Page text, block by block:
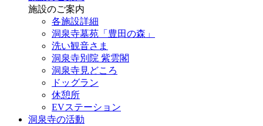
施設のご案内
各施設詳細
洞泉寺墓苑「豊田の森」
洗い観音さま
洞泉寺別院 紫雲閣
洞泉寺見どころ
ドッグラン
休憩所
EVステーション
洞泉寺の活動